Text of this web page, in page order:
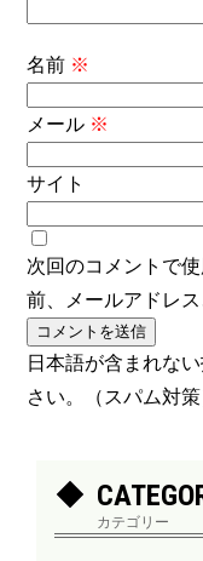
名前 ※
メール ※
サイト
次回のコメントで
前、メールアドレ
日本語が含まれな
さい。（スパム対策
カテゴリー